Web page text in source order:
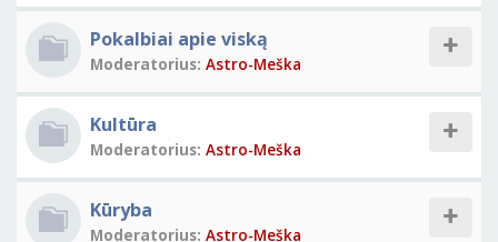
Pokalbiai apie viską
Moderatorius: Astro-Meška
Kultūra
Moderatorius: Astro-Meška
Kūryba
Moderatorius: Astro-Meška